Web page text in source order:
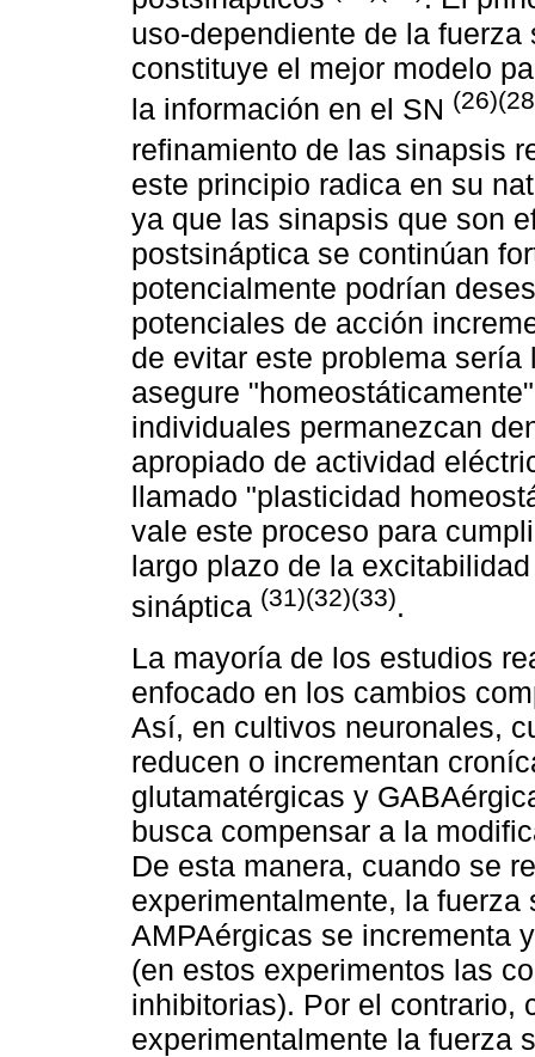
uso-dependiente de la
constituye el mejor modelo
la información en el SN
refinamiento de las sinapsis
este principio radica en su
ya que las sinapsis que son
postsináptica se continúan
potencialmente podrían
potenciales de acción
de evitar este problema
asegure
individuales permanezcan
apropiado de actividad
llamado "plasticidad
vale este proceso para
largo plazo de la
sináptica (31)(32)(33).
La mayoría de los estudios
enfocado en los cambios
Así, en cultivos neuronales,
reducen o incrementan
glutamatérgicas y
busca compensar a la
De esta manera, cuando se
experimentalmente, la
AMPAérgicas se incrementa
(en estos experimentos las
inhibitorias). Por el contrario,
experimentalmente la fuerza